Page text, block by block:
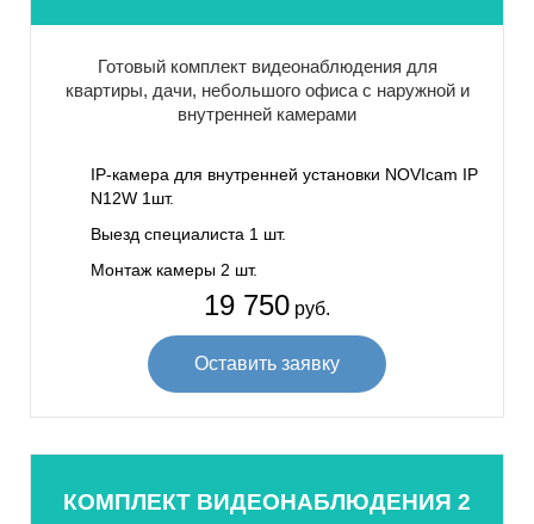
Готовый комплект видеонаблюдения для
квартиры, дачи, небольшого офиса с наружной и
внутренней камерами
IP-камера для внутренней установки NOVIcam IP
N12W 1шт.
Выезд специалиста 1 шт.
Монтаж камеры 2 шт.
19 750 руб.
Оставить заявку
КОМПЛЕКТ ВИДЕОНАБЛЮДЕНИЯ 2